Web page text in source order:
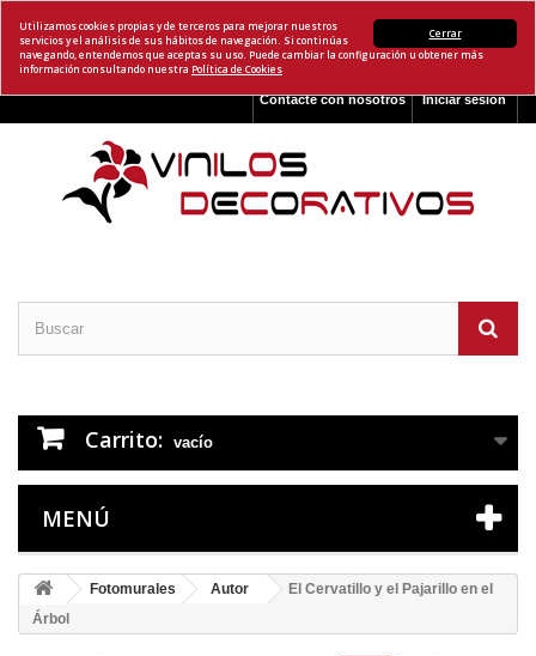
Cerrar
Utilizamos cookies propias y de terceros para mejorar nuestros
servicios y el análisis de sus hábitos de navegación. Si continúas
navegando, entendemos que aceptas su uso. Puede cambiar la configuración u obtener más
información consultando nuestra Política de Cookies
Iniciar sesión
Contacte con nosotros
Carrito: vacío
MENÚ
Fotomurales Autor
El Cervatillo y el Pajarillo en el
Árbol